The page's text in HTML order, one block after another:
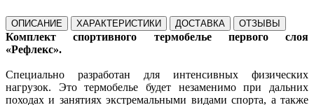
ОПИСАНИЕ ХАРАКТЕРИСТИКИ ДОСТАВКА ОТЗЫВЫ
Комплект спортивного термобелье первого слоя
«Рефлекс».
Специально разработан для интенсивных физических
нагрузок. Это термобелье будет незаменимо при дальних
походах и занятиях экстремальными видами спорта, а также